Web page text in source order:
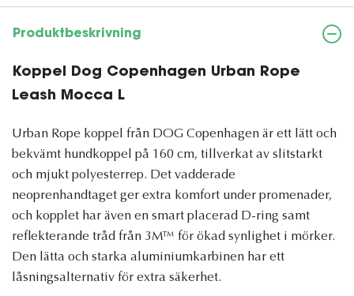
Produktbeskrivning
Koppel Dog Copenhagen Urban Rope
Leash Mocca L
Urban Rope koppel från DOG Copenhagen är ett lätt och
bekvämt hundkoppel på 160 cm, tillverkat av slitstarkt
och mjukt polyesterrep. Det vadderade
neoprenhandtaget ger extra komfort under promenader,
och kopplet har även en smart placerad D-ring samt
reflekterande tråd från 3M™ för ökad synlighet i mörker.
Den lätta och starka aluminiumkarbinen har ett
låsningsalternativ för extra säkerhet.